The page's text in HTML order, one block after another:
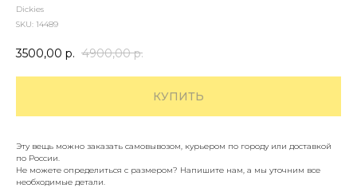
Dickies
SKU: 14489
3500,00 р. 4900,00 р.
КУПИТЬ
Эту вещь можно заказать самовывозом, курьером по городу или доставкой
по России.
Не можете определиться с размером? Напишите нам, а мы уточним все
необходимые детали.